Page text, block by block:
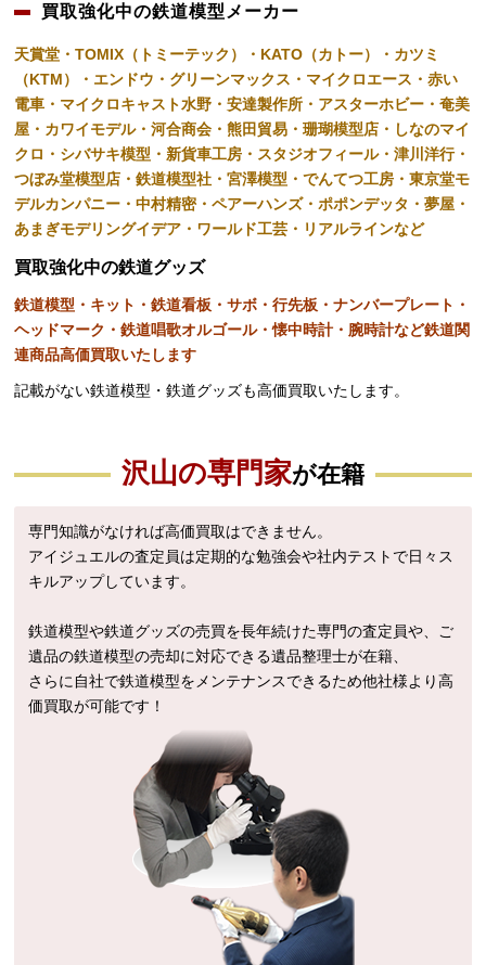
買取強化中の鉄道模型メーカー
天賞堂・TOMIX（トミーテック）・KATO（カトー）・カツミ
（KTM）・エンドウ・グリーンマックス・マイクロエース・赤い
電車・マイクロキャスト水野・安達製作所・アスターホビー・奄美
屋・カワイモデル・河合商会・熊田貿易・珊瑚模型店・しなのマイ
クロ・シバサキ模型・新貨車工房・スタジオフィール・津川洋行・
つぼみ堂模型店・鉄道模型社・宮澤模型・でんてつ工房・東京堂モ
デルカンパニー・中村精密・ペアーハンズ・ポポンデッタ・夢屋・
あまぎモデリングイデア・ワールド工芸・リアルラインなど
買取強化中の鉄道グッズ
鉄道模型・キット・鉄道看板・サボ・行先板・ナンバープレート・
ヘッドマーク・鉄道唱歌オルゴール・懐中時計・腕時計など鉄道関
連商品高価買取いたします
記載がない鉄道模型・鉄道グッズも高価買取いたします。
沢山の専門家が在籍
専門知識がなければ高価買取はできません。
アイジュエルの査定員は定期的な勉強会や社内テストで日々ス
キルアップしています。
鉄道模型や鉄道グッズの売買を長年続けた専門の査定員や、ご
遺品の鉄道模型の売却に対応できる遺品整理士が在籍、
さらに自社で鉄道模型をメンテナンスできるため他社様より高
価買取が可能です！